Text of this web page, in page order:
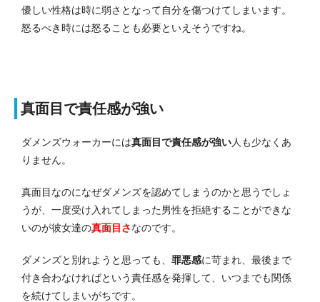
優しい性格は時に弱さとなって自分を傷つけてしまいます。
怒るべき時には怒ることも必要といえそうですね。
真面目で責任感が強い
ダメンズウォーカーには真面目で責任感が強い人も少なくあ
りません。
真面目なのになぜダメンズを認めてしまうのかと思うでしょ
うが、一度受け入れてしまった男性を拒絶することができな
いのが彼女達の真面目さなのです。
ダメンズと別れようと思っても、 罪悪感に苛まれ、最後まで
付き合わなければという責任感を発揮して、いつまでも関係
を続けてしまいがちです。